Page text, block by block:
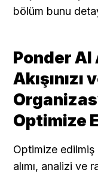
bölüm bunu
Ponder AI
Akışınızı
Optimize
Optimize edilmiş
alımı, analizi ve